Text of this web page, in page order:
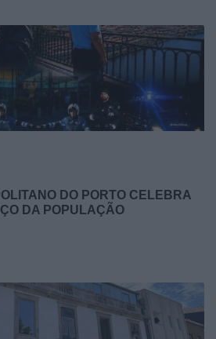
DO PORTO CELEBRA
DA POPULAÇÃO